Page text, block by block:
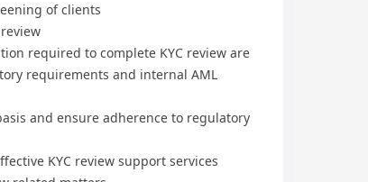
of clients
required to complete KYC review are
requirements and internal AML
and ensure adherence to regulatory
KYC review support services